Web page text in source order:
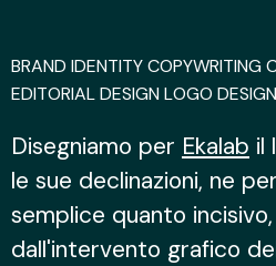
BRAND IDENTITYCOPYWRITING
EDITORIAL DESIGNLOGO DESIGN
Disegniamo per Ekalab il
le sue declinazioni, ne
semplice quanto
dall'intervento grafico